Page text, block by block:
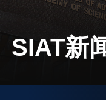
机构简介
SIAT新